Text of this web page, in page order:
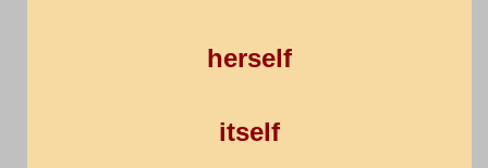
herself
itself